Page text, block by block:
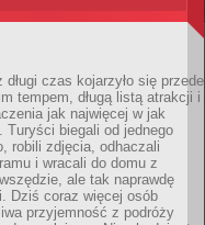
długi czas kojarzyło się przede
tempem, długą listą atrakcji i
jak najwięcej w jak
Turyści biegali od jednego
robili zdjęcia, odhaczali
i wracali do domu z
ale tak naprawdę
Dziś coraz więcej osób
przyjemność z podróży